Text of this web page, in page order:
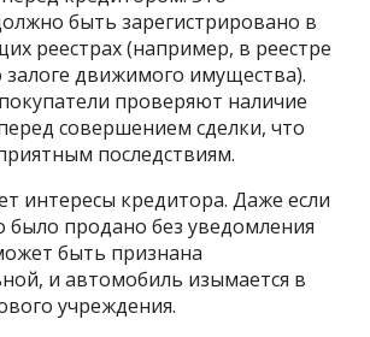
быть зарегистрировано в
реестрах (например, в реестре
движимого имущества).
проверяют наличие
совершением сделки, что
последствиям.
интересы кредитора. Даже если
было продано без уведомления
быть признана
и автомобиль изымается в
учреждения.